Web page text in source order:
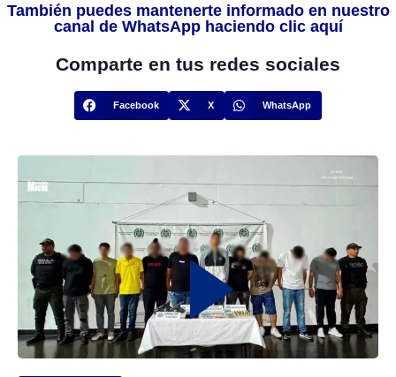
También puedes mantenerte informado en nuestro
canal de WhatsApp haciendo clic aquí
Comparte en tus redes sociales
Facebook X WhatsApp